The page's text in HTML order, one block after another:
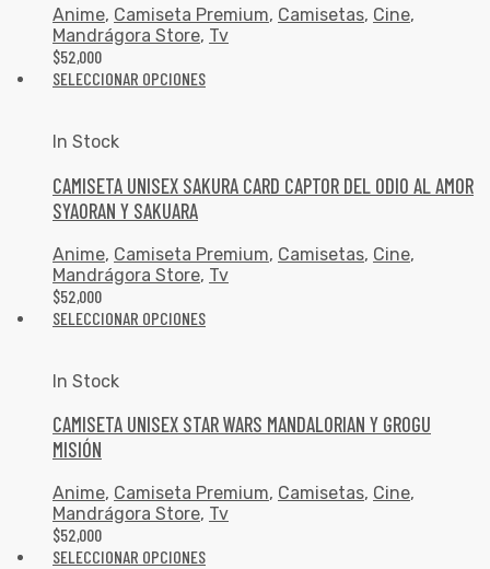
Anime, Camiseta Premium, Camisetas, Cine,
Mandrágora Store, Tv
$52,000
SELECCIONAR OPCIONES
In Stock
CAMISETA UNISEX SAKURA CARD CAPTOR DEL ODIO AL AMOR
SYAORAN Y SAKUARA
Anime, Camiseta Premium, Camisetas, Cine,
Mandrágora Store, Tv
$52,000
SELECCIONAR OPCIONES
In Stock
CAMISETA UNISEX STAR WARS MANDALORIAN Y GROGU
MISIÓN
Anime, Camiseta Premium, Camisetas, Cine,
Mandrágora Store, Tv
$52,000
SELECCIONAR OPCIONES